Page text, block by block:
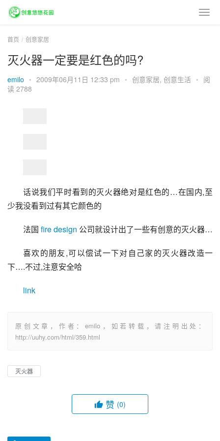
首页 创意家居
灭火器一定要是红色的吗?
emilo • 2009年06月11日 12:33 pm • 创意家居, 创意生活 • 阅
读 2788
话说我们平时看到的灭火器绝对是红色的…在国内,至
少我没看到过有其它颜色的
法国 fire design 公司就设计出了一些有创意的灭火器…
喜欢的朋友,可以偿试一下对自己家的灭火器改造一
下….不过,注意安全哈
link
原创文章，作者：emilo，如若转载，请注明出处：
http://uuhy.com/html/359.html
灭火器
赞 (0)